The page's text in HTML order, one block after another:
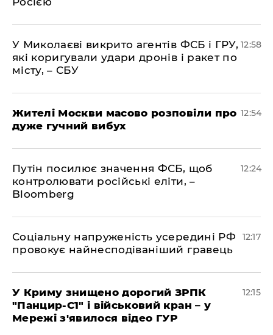
У Миколаєві викрито агентів ФСБ і ГРУ,
які коригували удари дронів і ракет по
місту, – СБУ
12:58
Жителі Москви масово розповіли про
дуже гучний вибух
12:54
Путін посилює значення ФСБ, щоб
контролювати російські еліти, –
Bloomberg
12:24
Соціальну напруженість усередині РФ
провокує найнесподіваніший гравець
12:17
У Криму знищено дорогий ЗРПК
"Панцир-С1" і військовий кран – у
Мережі з'явилося відео ГУР
12:15